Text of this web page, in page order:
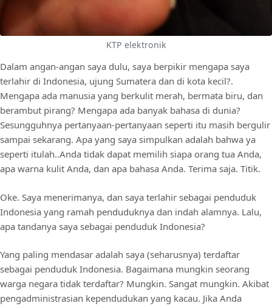
KTP elektronik
Dalam angan-angan saya dulu, saya berpikir mengapa saya
terlahir di Indonesia, ujung Sumatera dan di kota kecil?.
Mengapa ada manusia yang berkulit merah, bermata biru, dan
berambut pirang? Mengapa ada banyak bahasa di dunia?
Sesungguhnya pertanyaan-pertanyaan seperti itu masih bergulir
sampai sekarang. Apa yang saya simpulkan adalah bahwa ya
seperti itulah..Anda tidak dapat memilih siapa orang tua Anda,
apa warna kulit Anda, dan apa bahasa Anda. Terima saja. Titik.
Oke. Saya menerimanya, dan saya terlahir sebagai penduduk
Indonesia yang ramah penduduknya dan indah alamnya. Lalu,
apa tandanya saya sebagai penduduk Indonesia?
Yang paling mendasar adalah saya (seharusnya) terdaftar
sebagai penduduk Indonesia. Bagaimana mungkin seorang
warga negara tidak terdaftar? Mungkin. Sangat mungkin. Akibat
pengadministrasian kependudukan yang kacau. Jika Anda